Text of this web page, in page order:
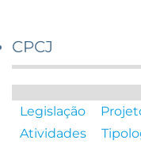
CPCJ
Legislação
Atividades